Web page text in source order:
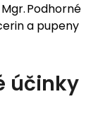
Podhorné
a pupeny
účinky